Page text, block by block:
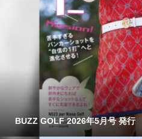
BUZZ GOLF 2026年5月号 発行